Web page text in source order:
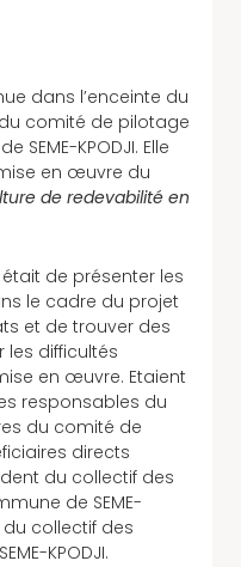
dans l’enceinte du
du comité de pilotage
KPODJI. Elle
en œuvre du
de redevabilité en
de présenter les
le cadre du projet
et de trouver des
difficultés
en œuvre. Etaient
responsables du
du comité de
directs
du collectif des
de SEME-
du collectif des
KPODJI.